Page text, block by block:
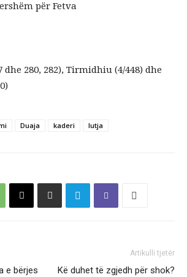
për Fetva
dhe 280, 282), Tirmidhiu (4/448) dhe
Duaja kaderi lutja
e bërjes
Artikulli tjetër
Kë duhet të zgjedh për shok?